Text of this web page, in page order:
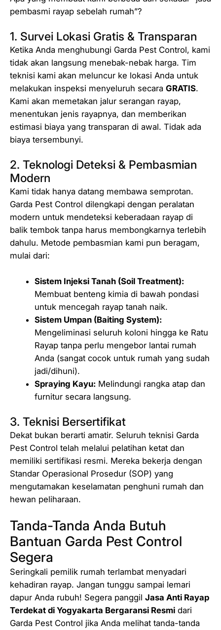
pembasmi rayap sebelah rumah”?
1. Survei Lokasi Gratis & Transparan
Ketika Anda menghubungi Garda Pest Control, kami
tidak akan langsung menebak-nebak harga. Tim
teknisi kami akan meluncur ke lokasi Anda untuk
melakukan inspeksi menyeluruh secara GRATIS.
Kami akan memetakan jalur serangan rayap,
menentukan jenis rayapnya, dan memberikan
estimasi biaya yang transparan di awal. Tidak ada
biaya tersembunyi.
2. Teknologi Deteksi & Pembasmian
Modern
Kami tidak hanya datang membawa semprotan.
Garda Pest Control dilengkapi dengan peralatan
modern untuk mendeteksi keberadaan rayap di
balik tembok tanpa harus membongkarnya terlebih
dahulu. Metode pembasmian kami pun beragam,
mulai dari:
Sistem Injeksi Tanah (Soil Treatment):
Membuat benteng kimia di bawah pondasi
untuk mencegah rayap tanah naik.
Sistem Umpan (Baiting System):
Mengeliminasi seluruh koloni hingga ke Ratu
Rayap tanpa perlu mengebor lantai rumah
Anda (sangat cocok untuk rumah yang sudah
jadi/dihuni).
Spraying Kayu: Melindungi rangka atap dan
furnitur secara langsung.
3. Teknisi Bersertifikat
Dekat bukan berarti amatir. Seluruh teknisi Garda
Pest Control telah melalui pelatihan ketat dan
memiliki sertifikasi resmi. Mereka bekerja dengan
Standar Operasional Prosedur (SOP) yang
mengutamakan keselamatan penghuni rumah dan
hewan peliharaan.
Tanda-Tanda Anda Butuh
Bantuan Garda Pest Control
Segera
Seringkali pemilik rumah terlambat menyadari
kehadiran rayap. Jangan tunggu sampai lemari
dapur Anda rubuh! Segera panggil Jasa Anti Rayap
Terdekat di Yogyakarta Bergaransi Resmi dari
Garda Pest Control jika Anda melihat tanda-tanda